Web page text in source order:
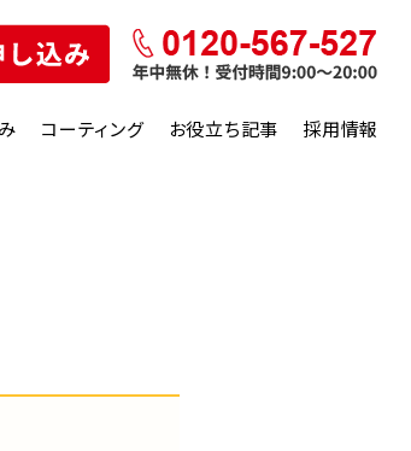
コーティング お役立ち記事 採用情報